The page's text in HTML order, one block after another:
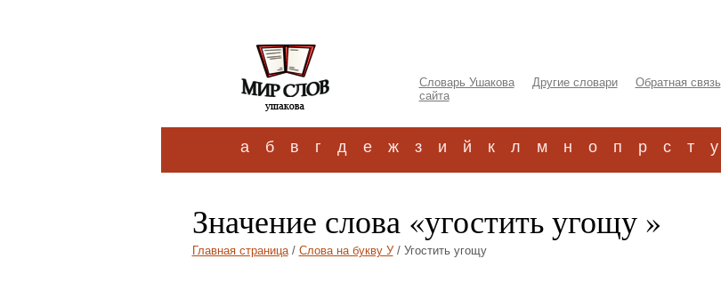
Словарь Ушакова Другие словари Обратная связь
сайта
а б в г д е ж з и й к л м н о п р с т у
Значение слова «угостить угощу »
Главная страница/ Слова на букву У/ Угостить угощу